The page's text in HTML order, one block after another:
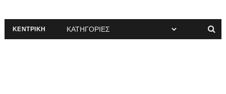
ΚΕΝΤΡΙΚΗ